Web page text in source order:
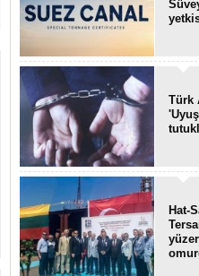
Türk
Hat-